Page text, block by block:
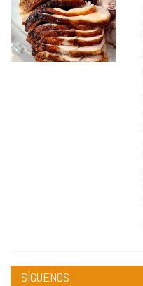
SÍGUENOS